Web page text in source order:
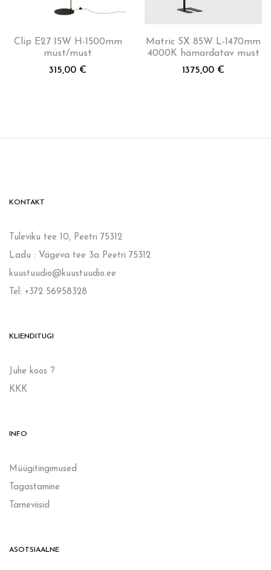
Clip E27 15W H-1500mm
must/must
315,00 €
Matric SX 85W L-1470mm
4000K hämardatav must
1375,00 €
KONTAKT
Tuleviku tee 10, Peetri 75312
Ladu : Vägeva tee 3a Peetri 75312
kuustuudio@kuustuudio.ee
Tel: +372 56958328
KLIENDITUGI
Juhe koos ?
KKK
INFO
Müügitingimused
Tagastamine
Tarneviisid
ASOTSIAALNE